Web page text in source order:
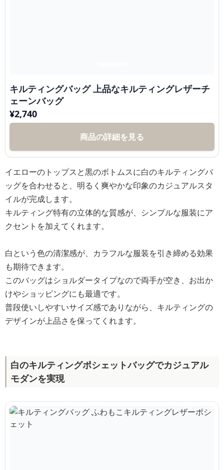
キルティングバッグ 上品なキルティングレザーチ
ェーンバッグ
¥2,740
商品の詳細を見る
イエローのトップスと黒のボトムスに白のキルティングバ
ッグを合わせると、明るく爽やかな印象のカジュアルスタ
イルが完成します。
キルティング特有の立体的な質感が、シンプルな服装にア
クセントを加えてくれます。
白という色の清潔感が、カラフルな服装を引き締める効果
も期待できます。
このバッグはショルダータイプなので両手が空き、お出か
けやショッピングにも最適です。
普段使いしやすいサイズ感でありながら、キルティングの
デザインが上品さを保ってくれます。
白のキルティングポシェットバッグでカジュアル
モダンを実現